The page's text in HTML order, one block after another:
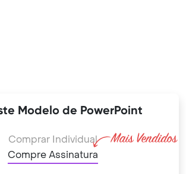
Modelo de PowerPoint
Comprar Individual
Compre Assinatura